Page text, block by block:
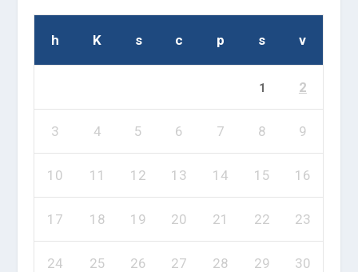
h K s c p s v
1 2
3 4 5 6 7 8 9
10 11 12 13 14 15 16
17 18 19 20 21 22 23
24 25 26 27 28 29 30